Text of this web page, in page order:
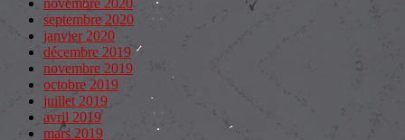
novembre 2020
septembre 2020
janvier 2020
décembre 2019
novembre 2019
octobre 2019
juillet 2019
avril 2019
mars 2019